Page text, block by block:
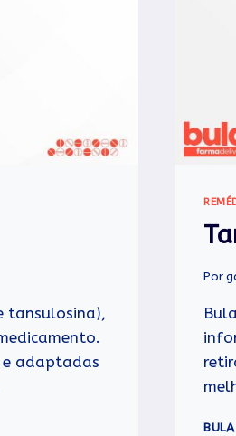
tansulosina),
adaptadas
Por